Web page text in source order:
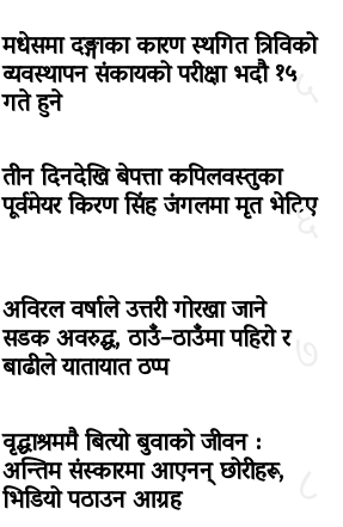
५
मधेसमा दङ्गाका कारण स्थगित त्रिविको
व्यवस्थापन संकायको परीक्षा भदौ १५
गते हुने
६
तीन दिनदेखि बेपत्ता कपिलवस्तुका
पूर्वमेयर किरण सिंह जंगलमा मृत भेटिए
७
अविरल वर्षाले उत्तरी गोरखा जाने
सडक अवरुद्ध, ठाउँ–ठाउँमा पहिरो र
बाढीले यातायात ठप्प
वृद्धाश्रममै बित्यो बुवाको जीवन :
अन्तिम संस्कारमा आएनन् छोरीहरू,
भिडियो पठाउन आग्रह